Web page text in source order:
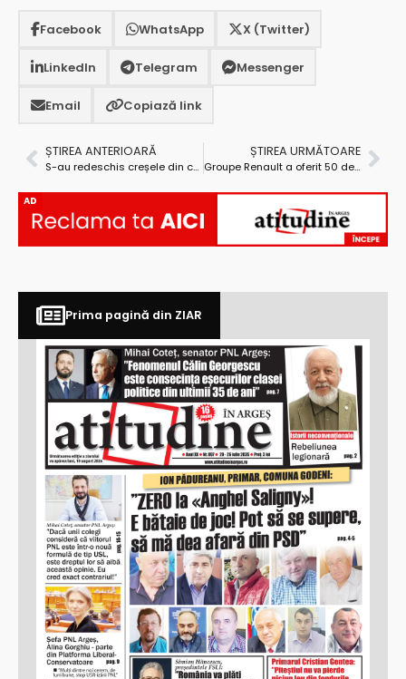
Facebook WhatsApp X (Twitter)
LinkedIn Telegram Messenger
Email Copiază link
ȘTIREA ANTERIOARĂ
S-au redeschis creșele din cadrul Centrului de Îngrijire și Educație Timpurie Pitești
ȘTIREA URMĂTOARE
Groupe Renault a oferit 50 de tablete cu internet școlilor din Argeș
AD
Prima pagină din ZIAR